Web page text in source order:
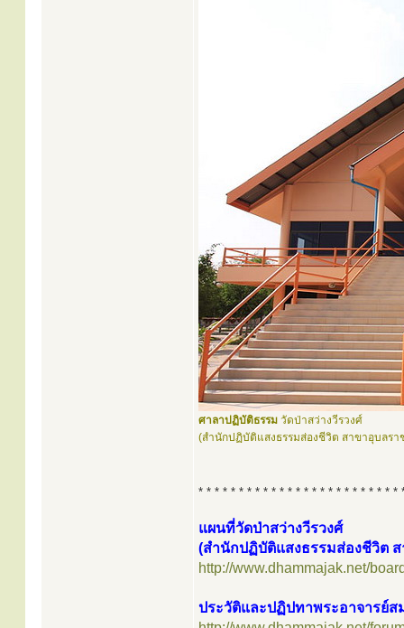
ศาลาปฏิบัติธรรม วัดป่าสว่างวีรวงศ์
(สำนักปฏิบัติแสงธรรมส่องชีวิต สาขาอุบลรา
* * * * * * * * * * * * * * * * * * * * * * * * *
แผนที่วัดป่าสว่างวีรวงศ์
(สำนักปฏิบัติแสงธรรมส่องชีวิต
http://www.dhammajak.net/
ประวัติและปฏิปทาพระอาจารย์